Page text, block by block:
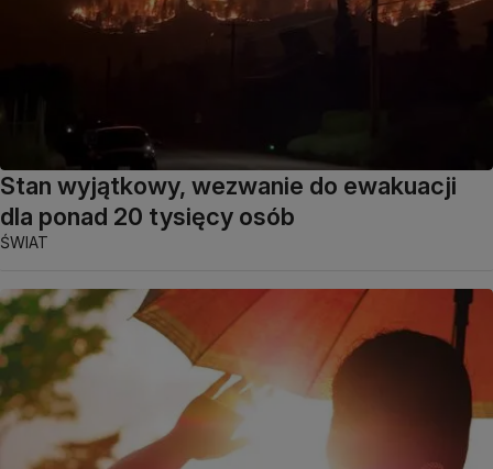
Stan wyjątkowy, wezwanie do ewakuacji
dla ponad 20 tysięcy osób
ŚWIAT